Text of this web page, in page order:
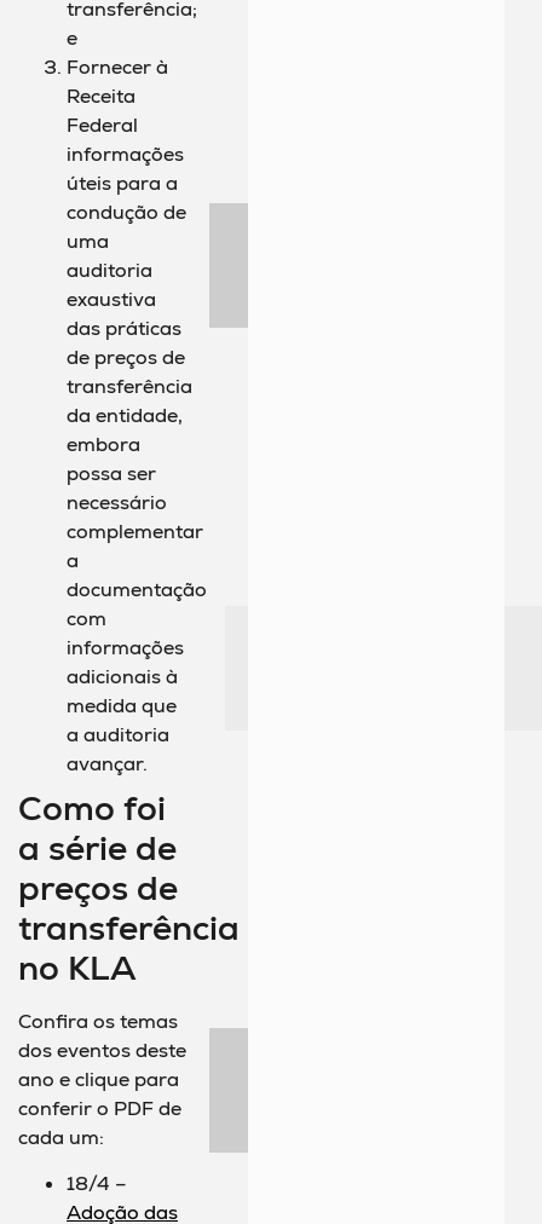
transferência;
e
Fornecer à
Receita
Federal
informações
úteis para a
condução de
uma
auditoria
exaustiva
das práticas
de preços de
transferência
da entidade,
embora
possa ser
necessário
complementar
a
documentação
com
informações
adicionais à
medida que
a auditoria
avançar.
Como foi
a série de
preços de
transferência
no KLA
Confira os temas
dos eventos deste
ano e clique para
conferir o PDF de
cada um:
18/4 –
Adoção das